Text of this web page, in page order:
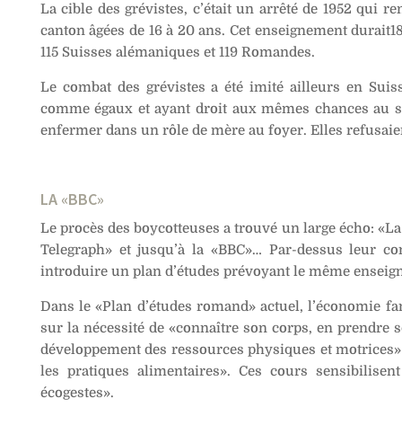
La cible des grévistes, c’était un arrêté de 1952 qui
canton âgées de 16 à 20 ans. Cet enseignement
115 Suisses alémaniques et 119 Romandes.
Le combat des grévistes a été imité ailleurs en
comme égaux et ayant droit aux mêmes chances au
enfermer dans un rôle de mère au foyer. Elles
LA «BBC»
Le procès des boycotteuses a trouvé un large écho:
Telegraph» et jusqu’à la «BBC»… Par-dessus leur
introduire un plan d’études prévoyant le même
Dans le «Plan d’études romand» actuel, l’économie
sur la nécessité de «connaître son corps, en
développement des ressources physiques et
les pratiques alimentaires». Ces cours
écogestes».